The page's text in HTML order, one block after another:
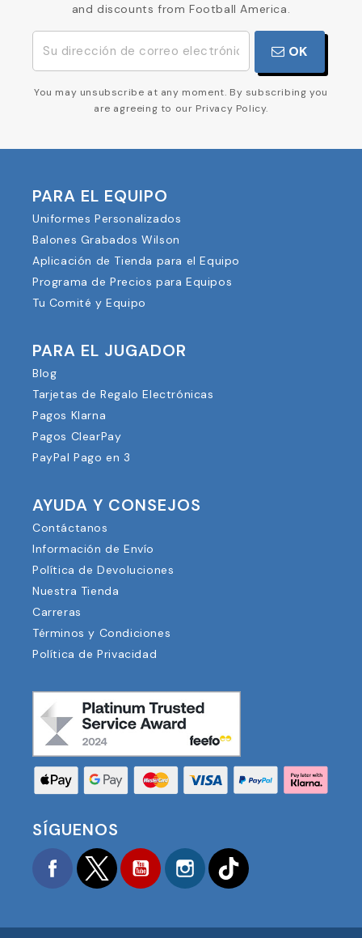
and discounts from Football America.
OK
You may unsubscribe at any moment. By subscribing you
are agreeing to our Privacy Policy.
PARA EL EQUIPO
Uniformes Personalizados
Balones Grabados Wilson
Aplicación de Tienda para el Equipo
Programa de Precios para Equipos
Tu Comité y Equipo
PARA EL JUGADOR
Blog
Tarjetas de Regalo Electrónicas
Pagos Klarna
Pagos ClearPay
PayPal Pago en 3
AYUDA Y CONSEJOS
Contáctanos
Información de Envío
Política de Devoluciones
Nuestra Tienda
Carreras
Términos y Condiciones
Política de Privacidad
SÍGUENOS
FacebookTwitter YouTubeInstagram